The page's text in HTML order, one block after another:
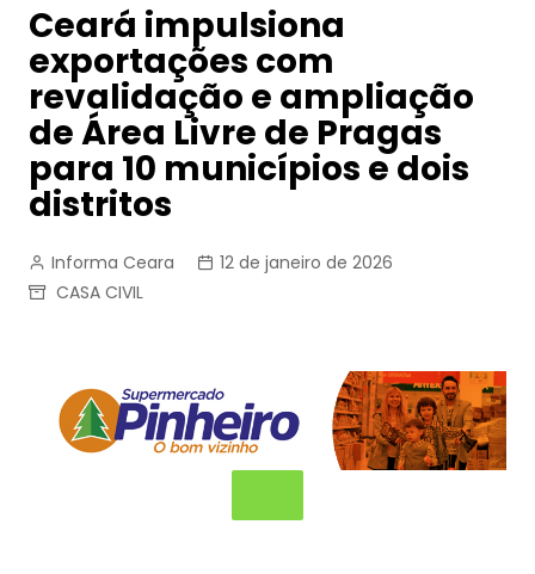
Ceará impulsiona
exportações com
revalidação e ampliação
de Área Livre de Pragas
para 10 municípios e dois
distritos
Informa Ceara
12 de janeiro de 2026
CASA CIVIL